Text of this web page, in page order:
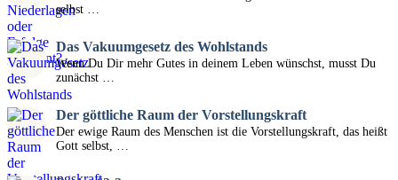
selbst …
Das Vakuumgesetz des Wohlstands
Wenn Du Dir mehr Gutes in deinem Leben wünschst, musst Du
zunächst …
Der göttliche Raum der Vorstellungskraft
Der ewige Raum des Menschen ist die Vorstellungskraft, das heißt
Gott selbst, …